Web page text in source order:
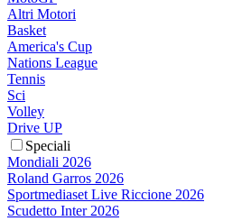
Altri Motori
Basket
America's Cup
Nations League
Tennis
Sci
Volley
Drive UP
Speciali
Mondiali 2026
Roland Garros 2026
Sportmediaset Live Riccione 2026
Scudetto Inter 2026